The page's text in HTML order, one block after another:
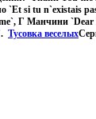
`Et si tu n`existais
Г Манчини
Тусовка веселых